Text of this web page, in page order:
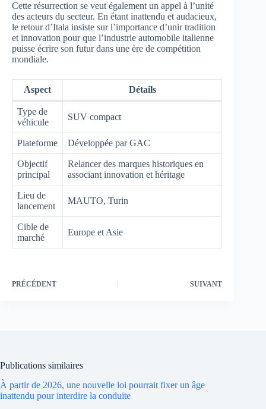
Cette résurrection se veut également un appel à l’unité
des acteurs du secteur. En étant inattendu et audacieux,
le retour d’Itala insiste sur l’importance d’unir tradition
et innovation pour que l’industrie automobile italienne
puisse écrire son futur dans une ère de compétition
mondiale.
Aspect Détails
Type de
véhicule
SUV compact
Plateforme Développée par GAC
Objectif
principal
Relancer des marques historiques en
associant innovation et héritage
Lieu de
lancement
MAUTO, Turin
Cible de
marché
Europe et Asie
PRÉCÉDENT SUIVANT
Publications similaires
À partir de 2026, une nouvelle loi pourrait fixer un âge
inattendu pour interdire la conduite